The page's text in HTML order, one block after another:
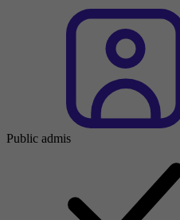
Public admis